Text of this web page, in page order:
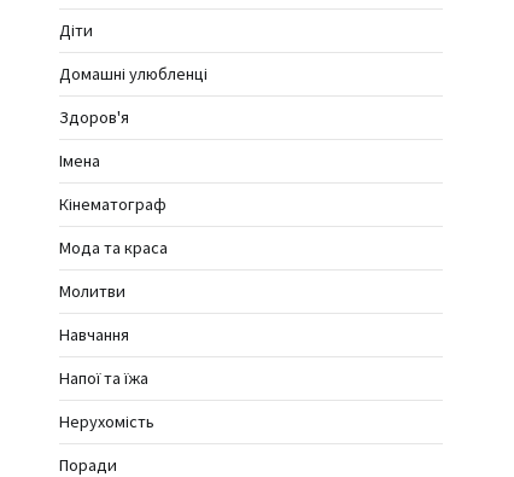
Діти
Домашні улюбленці
Здоров'я
Імена
Кінематограф
Мода та краса
Молитви
Навчання
Напої та їжа
Нерухомість
Поради